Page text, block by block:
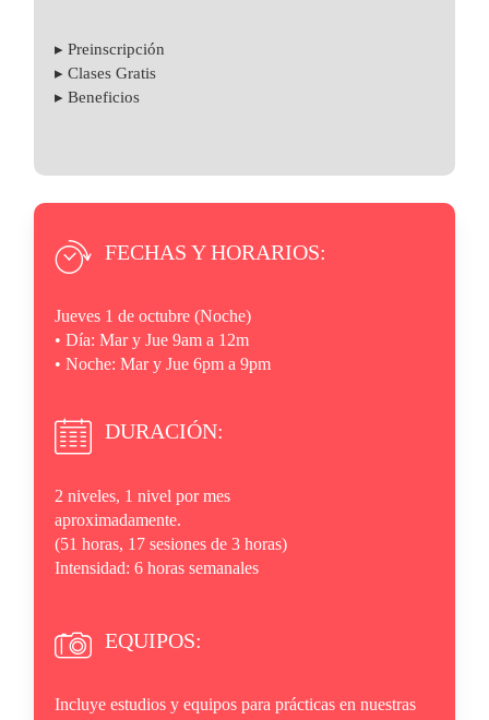
▸ Preinscripción
▸ Clases Gratis
▸ Beneficios
FECHAS Y HORARIOS:
Jueves 1 de octubre (Noche)
• Día: Mar y Jue 9am a 12m
• Noche: Mar y Jue 6pm a 9pm
DURACIÓN:
2 niveles, 1 nivel por mes
aproximadamente.
(51 horas, 17 sesiones de 3 horas)
Intensidad: 6 horas semanales
EQUIPOS:
Incluye estudios y equipos para prácticas en nuestras